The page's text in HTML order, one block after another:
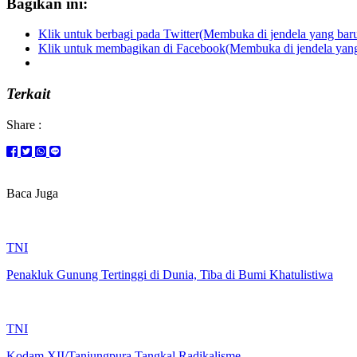
Klik untuk berbagi pada Twitter(Membuka di jendela yang
Klik untuk membagikan di Facebook(Membuka di jendela
Terkait
Share :
Baca Juga
TNI
Penakluk Gunung Tertinggi di Dunia, Tiba di Bumi Khatulistiwa
TNI